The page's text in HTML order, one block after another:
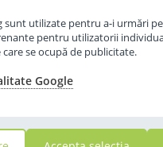
sunt utilizate pentru a-i urmări
pentru utilizatorii
se ocupă de publicitate.
Google